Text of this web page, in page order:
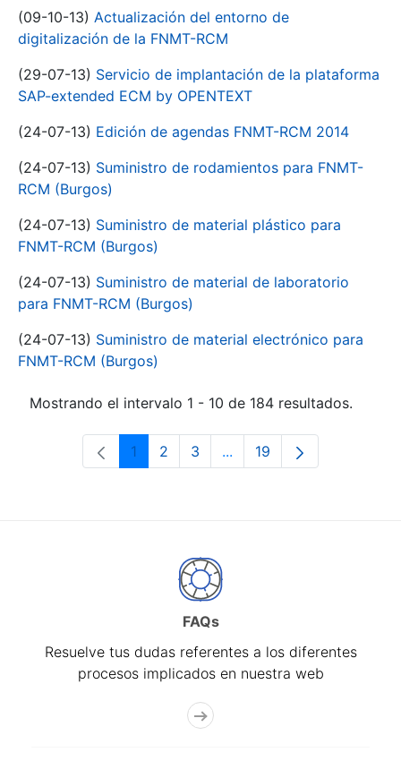
(09-10-13) Actualización del entorno de
digitalización de la FNMT-RCM
(29-07-13) Servicio de implantación de la plataforma
SAP-extended ECM by OPENTEXT
(24-07-13) Edición de agendas FNMT-RCM 2014
(24-07-13) Suministro de rodamientos para FNMT-
RCM (Burgos)
(24-07-13) Suministro de material plástico para
FNMT-RCM (Burgos)
(24-07-13) Suministro de material de laboratorio
para FNMT-RCM (Burgos)
(24-07-13) Suministro de material electrónico para
FNMT-RCM (Burgos)
Mostrando el intervalo 1 - 10 de 184 resultados.
Página
1 Página
2 Página
3 ...Páginas intermedias Use
Página
19
FAQs
Resuelve tus dudas referentes a los diferentes
procesos implicados en nuestra web